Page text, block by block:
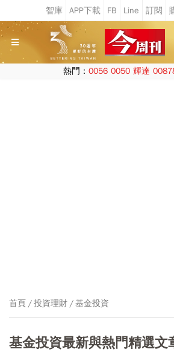
熱門： 0056 0050 輝達
首頁 投資理財 基金投資
基金投資最新與熱門精選文